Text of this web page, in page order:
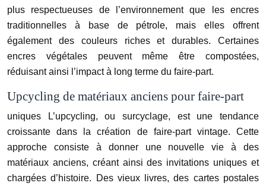
plus respectueuses de l’environnement que les encres
traditionnelles à base de pétrole, mais elles offrent
également des couleurs riches et durables. Certaines
encres végétales peuvent même être compostées,
réduisant ainsi l’impact à long terme du faire-part.
Upcycling de matériaux anciens pour faire-part
uniques L’upcycling, ou surcyclage, est une tendance
croissante dans la création de faire-part vintage. Cette
approche consiste à donner une nouvelle vie à des
matériaux anciens, créant ainsi des invitations uniques et
chargées d’histoire. Des vieux livres, des cartes postales